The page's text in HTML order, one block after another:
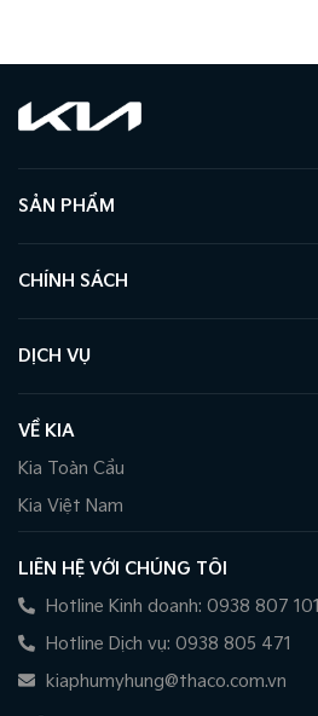
SẢN PHẨM
CHÍNH SÁCH
DỊCH VỤ
VỀ KIA
Kia Toàn Cầu
Kia Việt Nam
LIÊN HỆ VỚI CHÚNG TÔI
Hotline Kinh doanh: 0938 807 101
Hotline Dịch vụ: 0938 805 471
kiaphumyhung@thaco.com.vn